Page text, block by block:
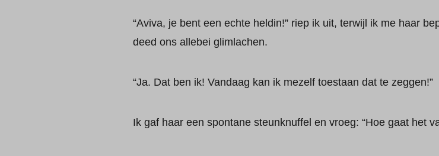
“Aviva, je bent een echte heldin!” riep ik uit, terwijl ik me haar
deed ons allebei glimlachen.
“Ja. Dat ben ik! Vandaag kan ik mezelf toestaan dat te zeggen!”
Ik gaf haar een spontane steunknuffel en vroeg: “Hoe gaat het